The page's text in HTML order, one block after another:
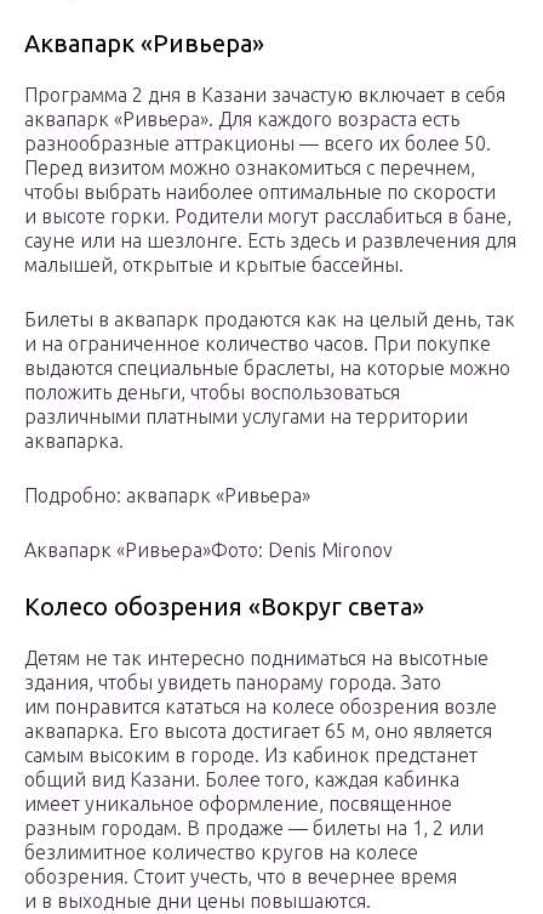
Аквапарк «Ривьера»
Программа 2 дня в Казани зачастую включает в себя
аквапарк «Ривьера». Для каждого возраста есть
разнообразные аттракционы — всего их более 50.
Перед визитом можно ознакомиться с перечнем,
чтобы выбрать наиболее оптимальные по скорости
и высоте горки. Родители могут расслабиться в бане,
сауне или на шезлонге. Есть здесь и развлечения для
малышей, открытые и крытые бассейны.
Билеты в аквапарк продаются как на целый день, так
и на ограниченное количество часов. При покупке
выдаются специальные браслеты, на которые можно
положить деньги, чтобы воспользоваться
различными платными услугами на территории
аквапарка.
Подробно: аквапарк «Ривьера»
Аквапарк «Ривьера»Фото: Denis Mironov
Колесо обозрения «Вокруг света»
Детям не так интересно подниматься на высотные
здания, чтобы увидеть панораму города. Зато
им понравится кататься на колесе обозрения возле
аквапарка. Его высота достигает 65 м, оно является
самым высоким в городе. Из кабинок предстанет
общий вид Казани. Более того, каждая кабинка
имеет уникальное оформление, посвященное
разным городам. В продаже — билеты на 1, 2 или
безлимитное количество кругов на колесе
обозрения. Стоит учесть, что в вечернее время
и в выходные дни цены повышаются.